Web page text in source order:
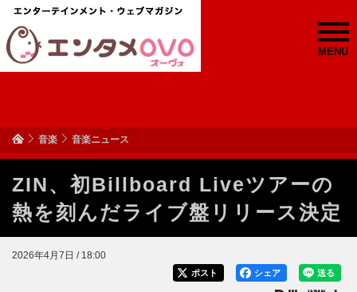
MENU
音楽 音楽ニュース
ZIN、初Billboard Liveツアーの
熱を刻んだライブ盤リリース決定
2026年4月7日 / 18:00
送る
シェア
ポスト